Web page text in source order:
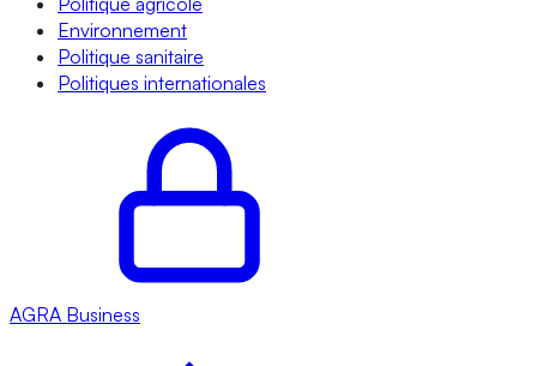
Environnement
Politique sanitaire
Politiques internationales
AGRA Business